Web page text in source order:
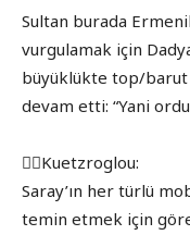
Sultan burada
vurgulamak için
büyüklükte top/
devam etti: “Yani ordu
👉🏾Kuetzroglou:
Saray’ın her türlü
temin etmek için